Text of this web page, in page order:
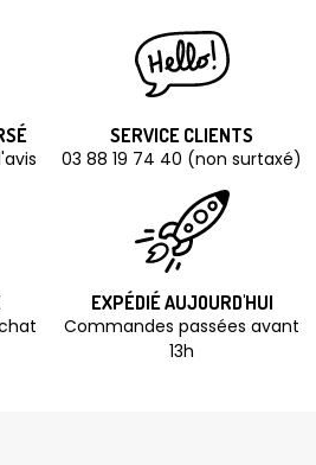
SERVICE CLIENTS
03 88 19 74 40 (non surtaxé)
EXPÉDIÉ AUJOURD'HUI
Commandes passées avant
13h